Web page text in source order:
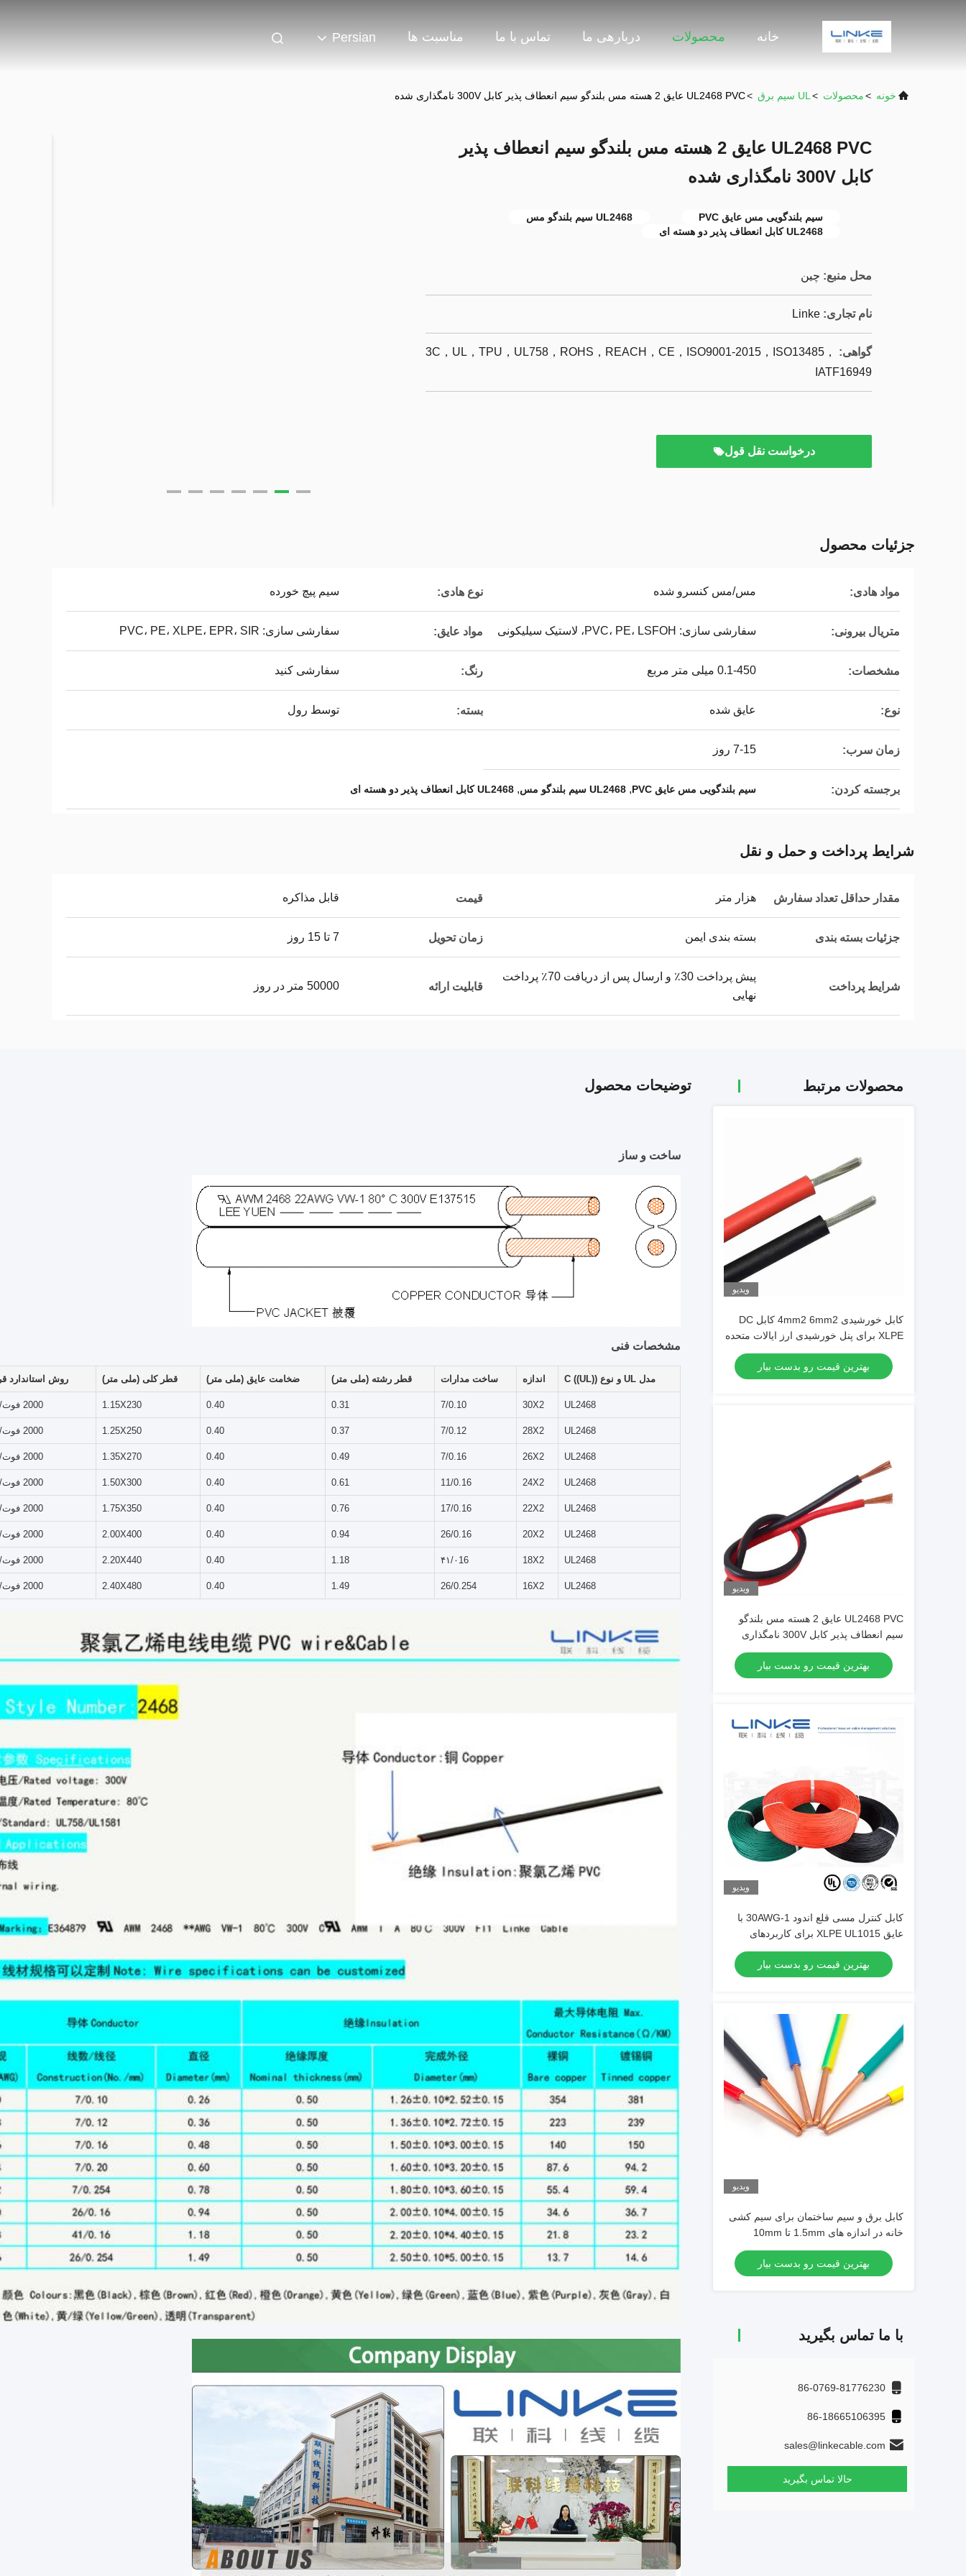
خانه محصولات دربارهی ما تماس با ما مناسبت ها Persian
خونه >محصولات > UL سیم برق >UL2468 PVC عایق 2 هسته مس بلندگو سیم انعطاف پذیر کابل 300V نامگذاری شده
UL2468 PVC عایق 2 هسته مس بلندگو سیم انعطاف پذیر
کابل 300V نامگذاری شده
سیم بلندگویی مس عایق PVC
UL2468 سیم بلندگو مس
UL2468 کابل انعطاف پذیر دو هسته ای
محل منبع: چین
نام تجاری: Linke
گواهی:
3C，UL，TPU，UL758，ROHS，REACH，CE，ISO9001-2015，ISO13485，
IATF16949
درخواست نقل قول
جزئیات محصول
مواد هادی: مس/مس کنسرو شده نوع هادی: سیم پیچ خورده
متریال بیرونی: سفارشی سازی: PVC، PE، LSFOH، لاستیک سیلیکونی مواد عایق: سفارشی سازی: PVC، PE، XLPE، EPR، SIR
مشخصات: 0.1-450 میلی متر مربع رنگ: سفارشی کنید
نوع: عایق شده بسته: توسط رول
زمان سرب: 7-15 روز
برجسته کردن: سیم بلندگویی مس عایق PVC , UL2468 سیم بلندگو مس , UL2468 کابل انعطاف پذیر دو هسته ای
شرایط پرداخت و حمل و نقل
مقدار حداقل تعداد سفارش هزار متر قیمت قابل مذاکره
جزئیات بسته بندی بسته بندی ایمن زمان تحویل 7 تا 15 روز
شرایط پرداخت
پیش پرداخت 30٪ و ارسال پس از دریافت 70٪ پرداخت
نهایی
قابلیت ارائه 50000 متر در روز
محصولات مرتبط
ویدیو
کابل خورشیدی 4mm2 6mm2 کابل DC
XLPE برای پنل خورشیدی ارز ایالات متحده
بهترین قیمت رو بدست بیار
ویدیو
UL2468 PVC عایق 2 هسته مس بلندگو
سیم انعطاف پذیر کابل 300V نامگذاری
بهترین قیمت رو بدست بیار
ویدیو
کابل کنترل مسی قلع اندود 1-30AWG با
عایق XLPE UL1015 برای کاربردهای
صنعتی
بهترین قیمت رو بدست بیار
ویدیو
کابل برق و سیم ساختمان برای سیم کشی
خانه در اندازه های 1.5mm تا 10mm
بهترین قیمت رو بدست بیار
با ما تماس بگیرید
86-0769-81776230
86-18665106395
sales@linkecable.com
حالا تماس بگیرید
توضیحات محصول
ساخت و ساز
مشخصات فنی
مدل UL و نوع C ((UL)) اندازه ساخت مدارات قطر رشته (ملی متر) ضخامت عایق (ملی متر) قطر کلی (ملی متر) روش استاندارد
UL2468
30X2
7/0.10
0.31
0.40
1.15X230 2000 فوت/610 متر
UL2468
28X2
7/0.12
0.37
0.40
1.25X250 2000 فوت/610 متر
UL2468
26X2
7/0.16
0.49
0.40
1.35X270 2000 فوت/610 متر
UL2468
24X2
11/0.16
0.61
0.40
1.50X300 2000 فوت/610 متر
UL2468
22X2
17/0.16
0.76
0.40
1.75X350 2000 فوت/610 متر
UL2468
20X2
26/0.16
0.94
0.40
2.00X400 2000 فوت/610 متر
UL2468
18X2 ۴۱/۰16 1.18
0.40
2.20X440 2000 فوت/610 متر
UL2468
16X2
26/0.254
1.49
0.40
2.40X480 2000 فوت/610 متر